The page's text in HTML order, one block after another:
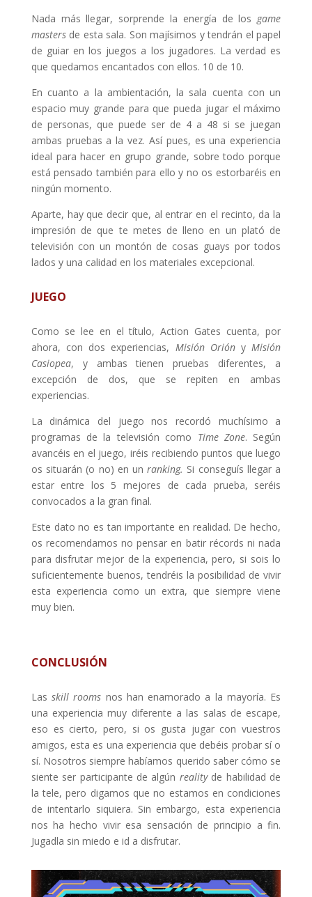
Nada más llegar, sorprende la energía de los game
mastersde esta sala. Son majísimos y tendrán el papel
de guiar en los juegos a los jugadores. La verdad es
que quedamos encantados con ellos. 10 de 10.
En cuanto a la ambientación, la sala cuenta con un
espacio muy grande para que pueda jugar el máximo
de personas, que puede ser de 4 a 48 si se juegan
ambas pruebas a la vez. Así pues, es una experiencia
ideal para hacer en grupo grande, sobre todo porque
está pensado también para ello y no os estorbaréis en
ningún momento.
Aparte, hay que decir que, al entrar en el recinto, da la
impresión de que te metes de lleno en un plató de
televisión con un montón de cosas guays por todos
lados y una calidad en los materiales excepcional.
JUEGO
Como se lee en el título, Action Gates cuenta, por
ahora, con dos experiencias, Misión Orióny Misión
Casiopea, y ambas tienen pruebas diferentes, a
excepción de dos, que se repiten en ambas
experiencias.
La dinámica del juego nos recordó muchísimo a
programas de la televisión como Time Zone. Según
avancéis en el juego, iréis recibiendo puntos que luego
os situarán (o no) en unranking. Si conseguís llegar a
estar entre los 5 mejores de cada prueba, seréis
convocados a la gran final.
Este dato no es tan importante en realidad. De hecho,
os recomendamos no pensar en batir récords ni nada
para disfrutar mejor de la experiencia, pero, si sois lo
suficientemente buenos, tendréis la posibilidad de vivir
esta experiencia como un extra, que siempre viene
muy bien.
CONCLUSIÓN
Lasskill rooms nos han enamorado a la mayoría. Es
una experiencia muy diferente a las salas de escape,
eso es cierto, pero, si os gusta jugar con vuestros
amigos, esta es una experiencia que debéis probar sí o
sí. Nosotros siempre habíamos querido saber cómo se
siente ser participante de algún realityde habilidad de
la tele, pero digamos que no estamos en condiciones
de intentarlo siquiera. Sin embargo, esta experiencia
nos ha hecho vivir esa sensación de principio a fin.
Jugadla sin miedo e id a disfrutar.